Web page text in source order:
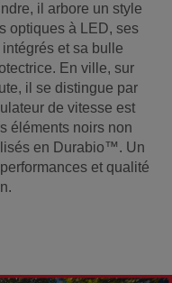
il arbore un style
optiques à LED, ses
et sa bulle
En ville, sur
il se distingue par
de vitesse est
éléments noirs non
en Durabio™. Un
et qualité